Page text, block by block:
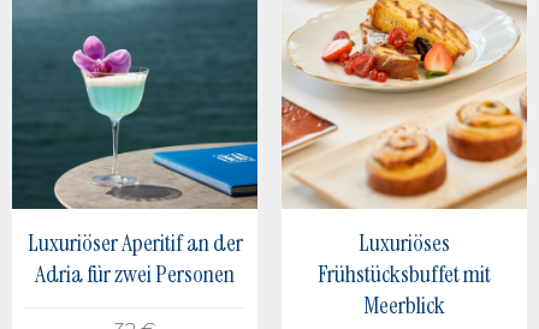
Luxuriöser Aperitif an der
Adria für zwei Personen
Luxuriöses
Frühstücksbuffet mit
Meerblick